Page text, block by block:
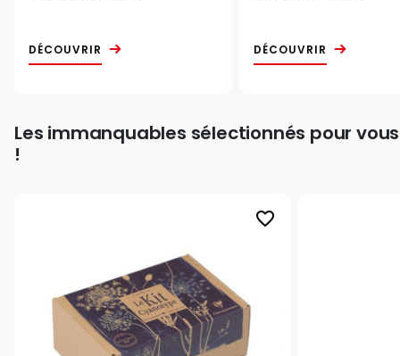
DÉCOUVRIR DÉCOUVRIR
Les immanquables sélectionnés pour vous
!
favorite_border